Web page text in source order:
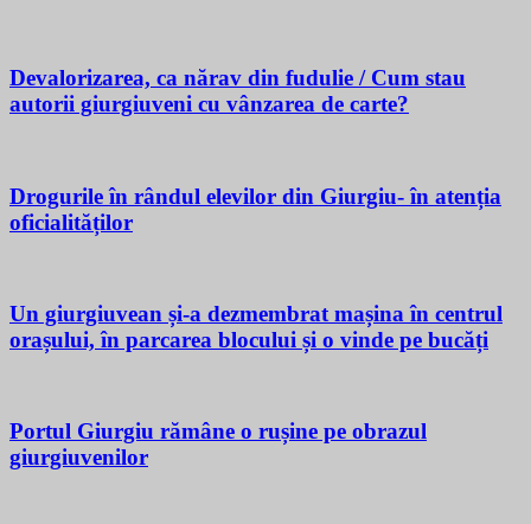
Devalorizarea, ca nărav din fudulie / Cum stau
autorii giurgiuveni cu vânzarea de carte?
Drogurile în rândul elevilor din Giurgiu- în atenția
oficialităților
Un giurgiuvean și-a dezmembrat mașina în centrul
orașului, în parcarea blocului și o vinde pe bucăți
Portul Giurgiu rămâne o rușine pe obrazul
giurgiuvenilor